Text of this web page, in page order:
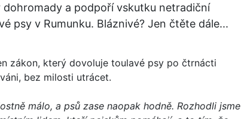
dohromady a podpoří vskutku netradiční
psy v Rumunku. Bláznivé? Jen čtěte dále...
zákon, který dovoluje toulavé psy po čtrnácti
bez milosti utrácet.
málo, a psů zase naopak hodně. Rozhodli jsme